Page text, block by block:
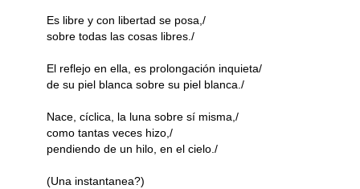
Es libre y con libertad se posa,/
sobre todas las cosas libres./
El reflejo en ella, es prolongación inquieta/
de su piel blanca sobre su piel blanca./
Nace, cíclica, la luna sobre sí misma,/
como tantas veces hizo,/
pendiendo de un hilo, en el cielo./
(Una instantanea?)